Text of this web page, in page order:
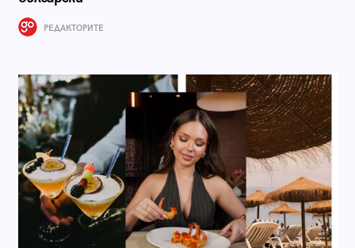
РЕДАКТОРИТЕ